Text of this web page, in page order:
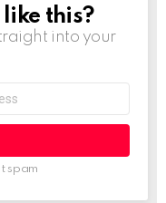
this?
into your
spam